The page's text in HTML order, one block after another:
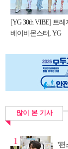
[YG 30th VIBE] 트레
베이비몬스터, YG
많이 본 기사
1
'편